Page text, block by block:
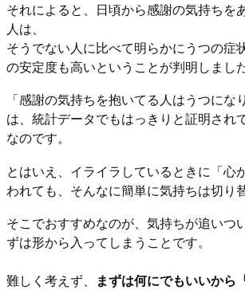
それによると、日頃から感謝の気持ちを
人は、
そうでない人に比べて明らかにうつの症
の安定度も高いということが判明しました
「感謝の気持ちを抱いてる人はうつにな
は、統計データでもはっきりと証明され
なのです。
とはいえ、イライラしているときに「心
われても、そんなに簡単に気持ちは切り
そこでおすすめなのが、気持ちが追いつ
ずは形から入ってしまうことです。
難しく考えず、
まずは何にでもいいから